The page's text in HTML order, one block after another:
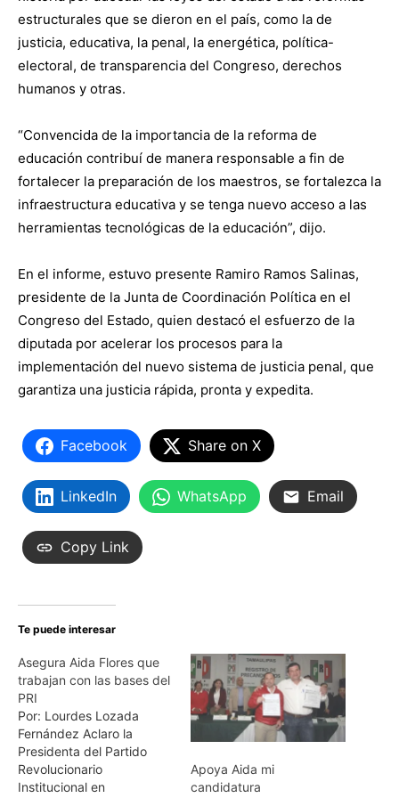
estructurales que se dieron en el país, como la de
justicia, educativa, la penal, la energética, política-
electoral, de transparencia del Congreso, derechos
humanos y otras.
“Convencida de la importancia de la reforma de
educación contribuí de manera responsable a fin de
fortalecer la preparación de los maestros, se fortalezca la
infraestructura educativa y se tenga nuevo acceso a las
herramientas tecnológicas de la educación”, dijo.
En el informe, estuvo presente Ramiro Ramos Salinas,
presidente de la Junta de Coordinación Política en el
Congreso del Estado, quien destacó el esfuerzo de la
diputada por acelerar los procesos para la
implementación del nuevo sistema de justicia penal, que
garantiza una justicia rápida, pronta y expedita.
Facebook Share on X
LinkedIn WhatsApp Email
Copy Link
Te puede interesar
Asegura Aida Flores que
trabajan con las bases del
PRI
Por: Lourdes Lozada
Fernández Aclaro la
Presidenta del Partido
Revolucionario
Institucional en
Apoya Aida mi
candidatura